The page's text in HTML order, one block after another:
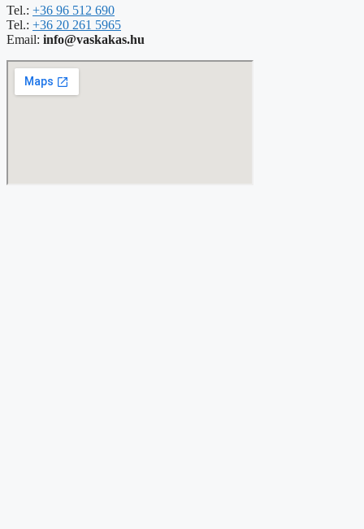
Tel.: +36 96 512 690
Tel.: +36 20 261 5965
Email: info@vaskakas.hu